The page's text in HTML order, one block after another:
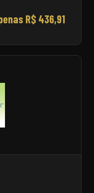
R$ 436,91